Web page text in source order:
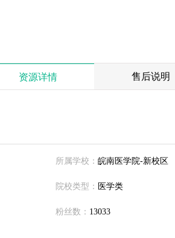
资源详情 售后说明
所属学校：皖南医学院-新校区
院校类型： 医学类
粉丝数： 13033